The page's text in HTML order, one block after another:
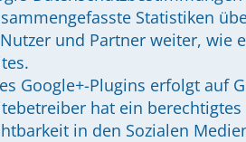
Statistiken
und Partner weiter, wie
Google+-Plugins erfolgt auf
hat ein
in den Sozialen